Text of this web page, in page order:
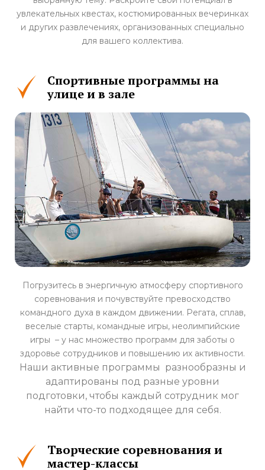
увлекательных квестах, костюмированных вечеринках
и других развлечениях, организованных специально
для вашего коллектива.
Спортивные программы на
улице и в зале
Погрузитесь в энергичную атмосферу спортивного
соревнования и почувствуйте превосходство
командного духа в каждом движении. Регата, сплав,
веселые старты, командные игры, неолимпийские
игры – у нас множество программ для заботы о
здоровье сотрудников и повышению их активности.
Наши активные программы разнообразны и
адаптированы под разные уровни
подготовки, чтобы каждый сотрудник мог
найти что-то подходящее для себя.
Творческие соревнования и
мастер-классы